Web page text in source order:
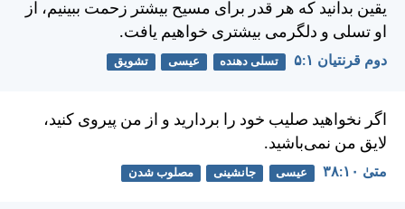
يقين بدانيد كه هر قدر برای مسيح بيشتر زحمت ببينيم، از
او تسلی و دلگرمی بيشتری خواهيم يافت.
دوم قرنتیان ۱:‏۵ تسلی دهنده عیسی تشویق
اگر نخواهيد صليب خود را برداريد و از من پيروی كنيد،
لايق من نمی‌باشيد.
متی‌ٰ ۱۰:‏۳۸ عیسی جانشینی مصلوب شدن